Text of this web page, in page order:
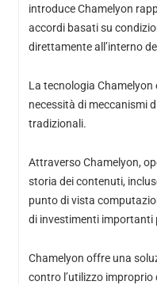
introduce Chamelyon
accordi basati su
direttamente all’interno
La tecnologia
necessità di meccanismi
tradizionali.
Attraverso Chamelyon,
storia dei contenuti,
punto di vista
di investimenti importanti
Chamelyon offre una
contro l’utilizzo